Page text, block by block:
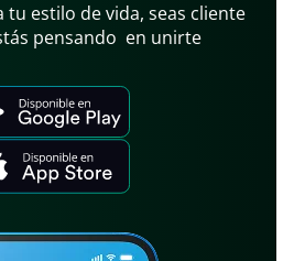
tu estilo de vida, seas cliente
pensando en unirte